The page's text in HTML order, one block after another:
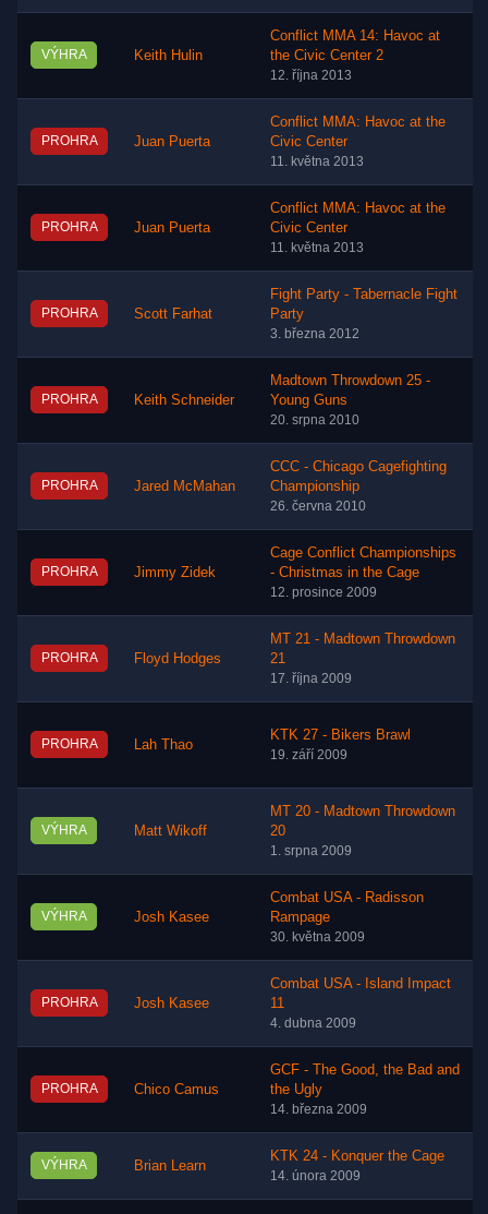
VÝHRA Keith Hulin
Conflict MMA 14: Havoc at
the Civic Center 2
12. října 2013
PROHRA Juan Puerta
Conflict MMA: Havoc at the
Civic Center
11. května 2013
PROHRA Juan Puerta
Conflict MMA: Havoc at the
Civic Center
11. května 2013
PROHRA Scott Farhat
Fight Party - Tabernacle Fight
Party
3. března 2012
PROHRA Keith Schneider
Madtown Throwdown 25 -
Young Guns
20. srpna 2010
PROHRA Jared McMahan
CCC - Chicago Cagefighting
Championship
26. června 2010
PROHRA Jimmy Zidek
Cage Conflict Championships
- Christmas in the Cage
12. prosince 2009
PROHRA Floyd Hodges
MT 21 - Madtown Throwdown
21
17. října 2009
PROHRA Lah Thao
KTK 27 - Bikers Brawl
19. září 2009
VÝHRA Matt Wikoff
MT 20 - Madtown Throwdown
20
1. srpna 2009
VÝHRA Josh Kasee
Combat USA - Radisson
Rampage
30. května 2009
PROHRA Josh Kasee
Combat USA - Island Impact
11
4. dubna 2009
PROHRA Chico Camus
GCF - The Good, the Bad and
the Ugly
14. března 2009
VÝHRA Brian Learn
KTK 24 - Konquer the Cage
14. února 2009